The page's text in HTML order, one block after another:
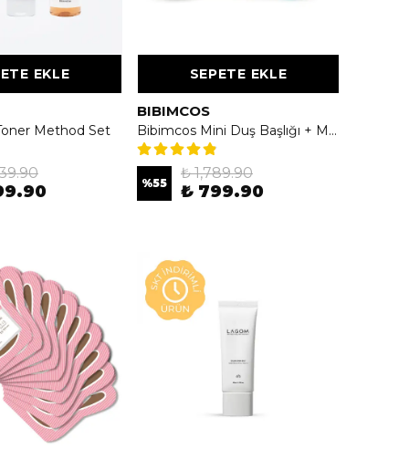
EKLE
Method Set
SEPETE EKLE
BIBIMCOS
Bibimcos Mini Duş Başlığı + Madeca Duş Filtresi
%55
₺ 1,789.90
₺ 799.90